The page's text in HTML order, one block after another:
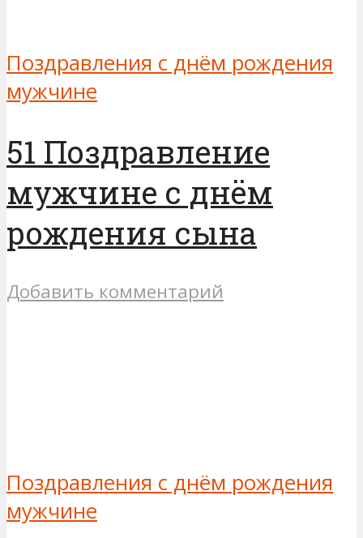
Поздравления с днём рождения
мужчине
51 Поздравление
мужчине с днём
рождения сына
Добавить комментарий
Поздравления с днём рождения
мужчине